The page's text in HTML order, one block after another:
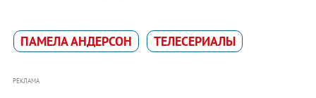
ПАМЕЛА АНДЕРСОН ТЕЛЕСЕРИАЛЫ
РЕКЛАМА